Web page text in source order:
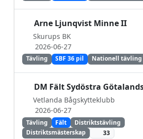
Arne Ljunqvist Minne II
Skurups BK
2026-06-27
Tävling SBF 36 pil Nationell tävling
DM Fält Sydöstra Götalands
Vetlanda Bågskytteklubb
2026-06-27
Tävling Fält
Distriktstävling
Distriktsmästerskap
33